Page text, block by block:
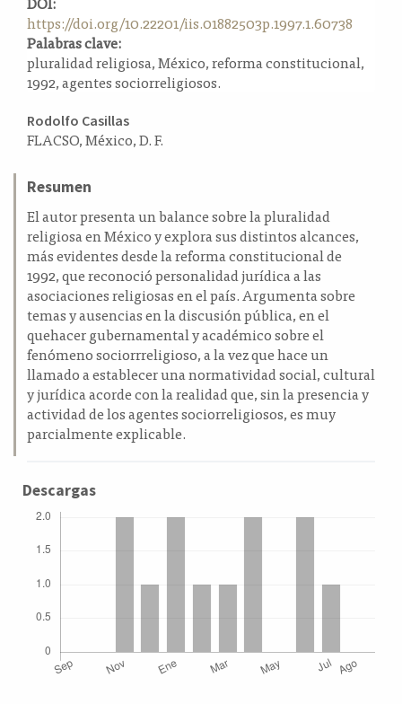
a
l
a
t
e
r
a
l
https://doi.org/10.22201/iis.01882503p.1997.1.60738
Palabras clave:
pluralidad religiosa, México, reforma constitucional,
1992, agentes sociorreligiosos.
Contenido
principal
artículo
Rodolfo Casillas
FLACSO, México, D. F.
Resumen
El autor presenta un balance sobre la pluralidad
religiosa en México y explora sus distintos alcances,
más evidentes desde la reforma constitucional de
1992, que reconoció personalidad jurídica a las
asociaciones religiosas en el país. Argumenta sobre
temas y ausencias en la discusión pública, en el
quehacer gubernamental y académico sobre el
fenómeno sociorrreligioso, a la vez que hace un
llamado a establecer una normatividad social, cultural
y jurídica acorde con la realidad que, sin la presencia y
actividad de los agentes sociorreligiosos, es muy
parcialmente explicable.
Descargas